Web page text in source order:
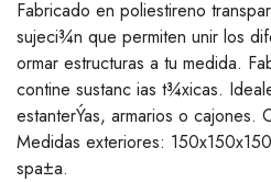
Fabricado en poliestireno
sujeci¾n que permiten unir los
ormar estructuras a tu medida.
contine sustanc ias t¾xicas.
estanterÝas, armarios o cajones.
Medidas exteriores:
spa±a.